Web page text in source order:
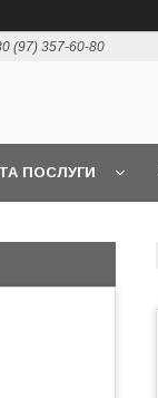
(97) 357-60-80
ПОСЛУГИ